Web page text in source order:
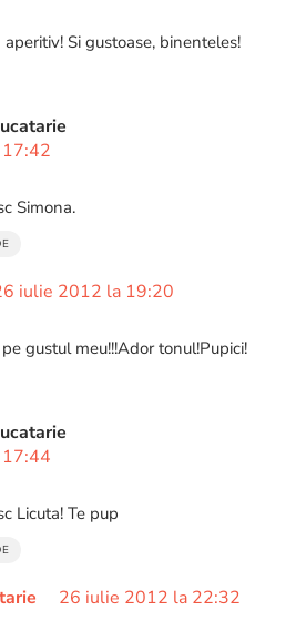
Si gustoase, binenteles!
Simona.
iulie 2012 la 19:20
gustul meu!!!Ador tonul!Pupici!
Licuta! Te pup
26 iulie 2012 la 22:32